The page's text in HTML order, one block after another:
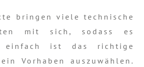
bringen viele technische
mit sich, sodass es
einfach ist das richtige
Vorhaben auszuwählen.